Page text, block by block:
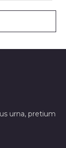
urna, pretium